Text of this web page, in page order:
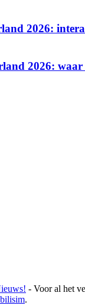
2026:
2026:
- Voor al het
.